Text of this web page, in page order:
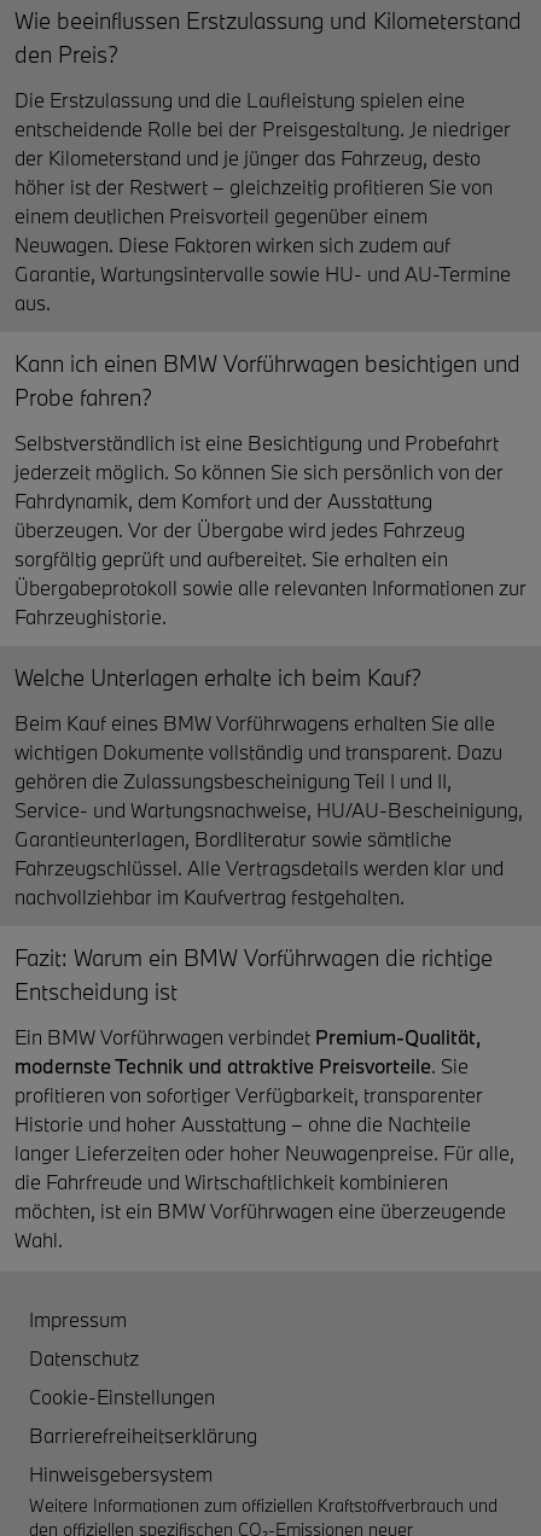
Wie beeinflussen Erstzulassung und Kilometerstand
den Preis?
Die Erstzulassung und die Laufleistung spielen eine
entscheidende Rolle bei der Preisgestaltung. Je niedriger
der Kilometerstand und je jünger das Fahrzeug, desto
höher ist der Restwert – gleichzeitig profitieren Sie von
einem deutlichen Preisvorteil gegenüber einem
Neuwagen. Diese Faktoren wirken sich zudem auf
Garantie, Wartungsintervalle sowie HU- und AU-Termine
aus.
Kann ich einen BMW Vorführwagen besichtigen und
Probe fahren?
Selbstverständlich ist eine Besichtigung und Probefahrt
jederzeit möglich. So können Sie sich persönlich von der
Fahrdynamik, dem Komfort und der Ausstattung
überzeugen. Vor der Übergabe wird jedes Fahrzeug
sorgfältig geprüft und aufbereitet. Sie erhalten ein
Übergabeprotokoll sowie alle relevanten Informationen zur
Fahrzeughistorie.
Welche Unterlagen erhalte ich beim Kauf?
Beim Kauf eines BMW Vorführwagens erhalten Sie alle
wichtigen Dokumente vollständig und transparent. Dazu
gehören die Zulassungsbescheinigung Teil I und II,
Service- und Wartungsnachweise, HU/AU-Bescheinigung,
Garantieunterlagen, Bordliteratur sowie sämtliche
Fahrzeugschlüssel. Alle Vertragsdetails werden klar und
nachvollziehbar im Kaufvertrag festgehalten.
Fazit: Warum ein BMW Vorführwagen die richtige
Entscheidung ist
Ein BMW Vorführwagen verbindet Premium-Qualität,
modernste Technik und attraktive Preisvorteile. Sie
profitieren von sofortiger Verfügbarkeit, transparenter
Historie und hoher Ausstattung – ohne die Nachteile
langer Lieferzeiten oder hoher Neuwagenpreise. Für alle,
die Fahrfreude und Wirtschaftlichkeit kombinieren
möchten, ist ein BMW Vorführwagen eine überzeugende
Wahl.
Impressum
Datenschutz
Cookie-Einstellungen
Barrierefreiheitserklärung
Hinweisgebersystem
Weitere Informationen zum offiziellen Kraftstoffverbrauch und
den offiziellen spezifischen CO₂-Emissionen neuer